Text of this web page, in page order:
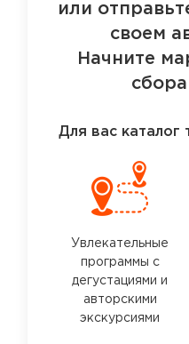
или
своем
Начните
Для вас каталог
Увлекательные
программы с
дегустациями и
авторскими
экскурсиями